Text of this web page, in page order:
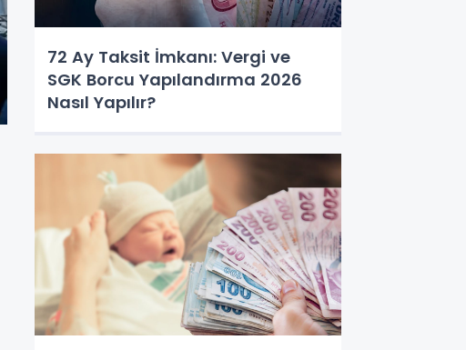
72 Ay Taksit İmkanı: Vergi ve
SGK Borcu Yapılandırma 2026
Nasıl Yapılır?